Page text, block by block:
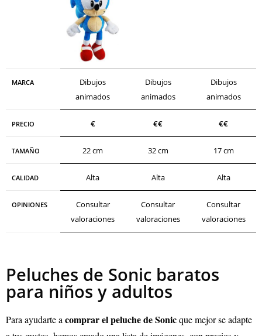
MARCA
Dibujos
animados
Dibujos
animados
Dibujos
animados
PRECIO € €€ €€
TAMAÑO 22 cm 32 cm 17 cm
CALIDAD Alta Alta Alta
OPINIONES
Consultar
valoraciones
Consultar
valoraciones
Consultar
valoraciones
Peluches de Sonic baratos
para niños y adultos
Para ayudarte a comprar el peluche de Sonicque mejor se adapte